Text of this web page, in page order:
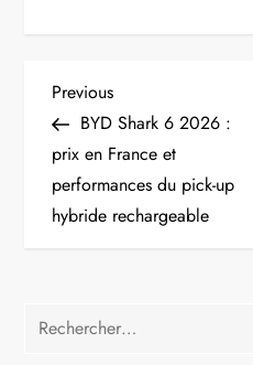
N
a
v
g
Previous
Post
Previous
BYD Shark 6 2026 :
prix en France et
performances du pick-up
hybride rechargeable
Rechercher :